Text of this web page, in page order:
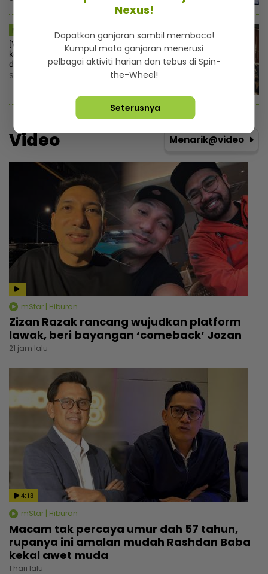
MSTAR | HIBURAN
[V] “Saya pun emosilah“ - Netizen
keliru, Sherry Alhadad kesal fizikal
dihina susulan kes Rocky
Sabtu, 8 Ogos 2026 12:30 PM
Video Menarik@video
mStar | Hiburan
Zizan Razak rancang wujudkan platform
lawak, beri bayangan ‘comeback’ Jozan
21 jam lalu
4:18
mStar | Hiburan
Macam tak percaya umur dah 57 tahun,
rupanya ini amalan mudah Rashdan Baba
kekal awet muda
1 hari lalu
Nexus!
Dapatkan ganjaran sambil membaca!
Kumpul mata ganjaran menerusi
pelbagai aktiviti harian dan tebus di Spin-
the-Wheel!
Seterusnya